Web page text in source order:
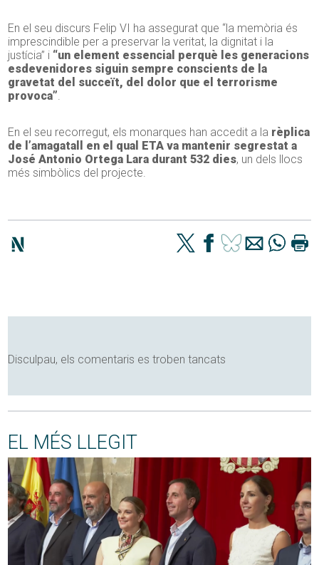
En el seu discurs Felip VI ha assegurat que “la memòria és
imprescindible per a preservar la veritat, la dignitat i la
justícia” i “un element essencial perquè les generacions
esdevenidores siguin sempre conscients de la
gravetat del succeït, del dolor que el terrorisme
provoca”.
En el seu recorregut, els monarques han accedit a la rèplica
de l’amagatall en el qual ETA va mantenir segrestat a
José Antonio Ortega Lara durant 532 dies, un dels llocs
més simbòlics del projecte.
Disculpau, els comentaris es troben tancats
EL MÉS LLEGIT